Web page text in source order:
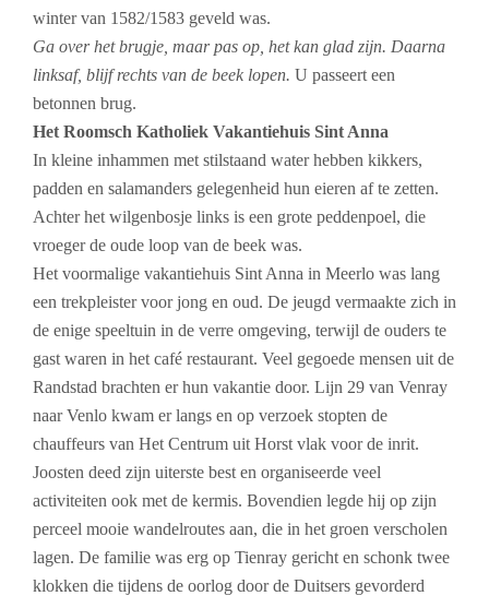
winter van 1582/1583 geveld was.
Ga over het brugje, maar pas op, het kan glad zijn. Daarna
linksaf, blijf rechts van de beek lopen. U passeert een
betonnen brug.
Het Roomsch Katholiek Vakantiehuis Sint Anna
In kleine inhammen met stilstaand water hebben kikkers,
padden en salamanders gelegenheid hun eieren af te zetten.
Achter het wilgenbosje links is een grote peddenpoel, die
vroeger de oude loop van de beek was.
Het voormalige vakantiehuis Sint Anna in Meerlo was lang
een trekpleister voor jong en oud. De jeugd vermaakte zich in
de enige speeltuin in de verre omgeving, terwijl de ouders te
gast waren in het café restaurant. Veel gegoede mensen uit de
Randstad brachten er hun vakantie door. Lijn 29 van Venray
naar Venlo kwam er langs en op verzoek stopten de
chauffeurs van Het Centrum uit Horst vlak voor de inrit.
Joosten deed zijn uiterste best en organiseerde veel
activiteiten ook met de kermis. Bovendien legde hij op zijn
perceel mooie wandelroutes aan, die in het groen verscholen
lagen. De familie was erg op Tienray gericht en schonk twee
klokken die tijdens de oorlog door de Duitsers gevorderd